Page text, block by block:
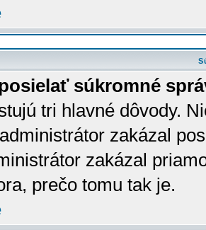
súkromné
tri hlavné dôvody.
zakázal
zakázal
prečo tomu tak je.